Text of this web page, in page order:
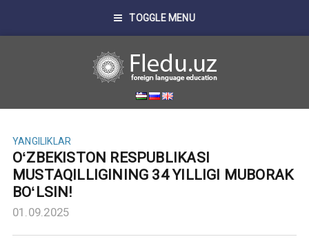
TOGGLE MENU
YANGILIKLAR
OʻZBEKISTON RESPUBLIKASI
MUSTAQILLIGINING 34 YILLIGI MUBORAK
BOʻLSIN!
01.09.2025